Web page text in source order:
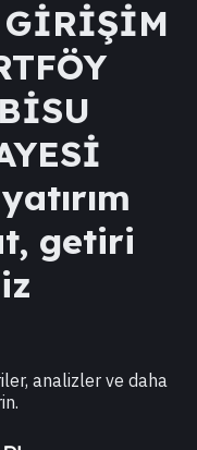
GİRİŞİM
yatırım
getiri
analizler ve daha